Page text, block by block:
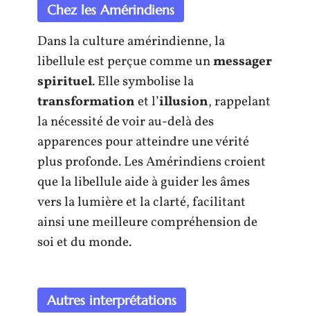
Chez les Amérindiens
Dans la culture amérindienne, la
libellule est perçue comme unmessager
spirituel. Elle symbolise la
transformationet l’illusion, rappelant
la nécessité de voir au-delà des
apparences pour atteindre une vérité
plus profonde. Les Amérindiens croient
que la libellule aide à guider les âmes
vers la lumière et la clarté, facilitant
ainsi une meilleure compréhension de
soi et du monde.
Autres interprétations